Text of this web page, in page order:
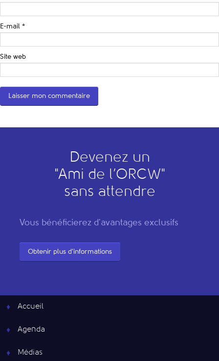
E-mail *
Site web
Devenez un
"Ami de l’ORCW"
sans attendre
Vous bénéficierez d'avantages exclusifs
Obtenir plus d'informations
Accueil
Agenda
Médias